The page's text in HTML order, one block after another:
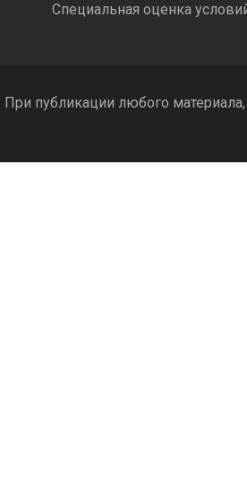
Специальная оценка
При публикации любого